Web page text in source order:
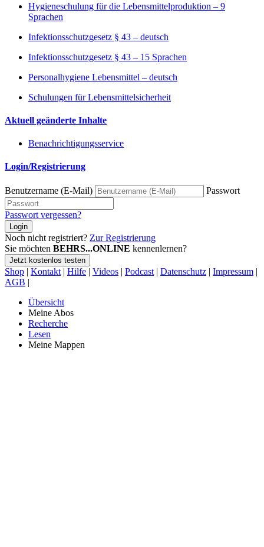
Hygieneschulung für die Lebensmittelproduktion – 9
Sprachen
Infektionsschutzgesetz § 43 – deutsch
Infektionsschutzgesetz § 43 – 15 Sprachen
Personalhygiene Lebensmittel – deutsch
Schulungen für Lebensmittelsicherheit
Aktuell geänderte Inhalte
Benachrichtigungsservice
Login/Registrierung
Benutzername (E-Mail) Passwort
Passwort vergessen?
Login
Noch nicht registriert? Zur Registrierung
Sie möchten BEHRS...ONLINE kennenlernen?
Jetzt kostenlos testen
Shop | Kontakt | Hilfe | Videos | Podcast | Datenschutz | Impressum |
AGB |
Übersicht
Meine Abos
Recherche
Lesen
Meine Mappen